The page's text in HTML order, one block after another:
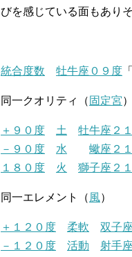
びを感じている面もありそ
統合度数 牡牛座０９度
同一クオリティ（ 固定宮）
＋９０度 土 牡牛座２
－９０度
水 蠍座２
１８０度
火 獅子座２
同一エレメント（ 風）
＋１２０度 柔軟 双子
－１２０度
活動 射手